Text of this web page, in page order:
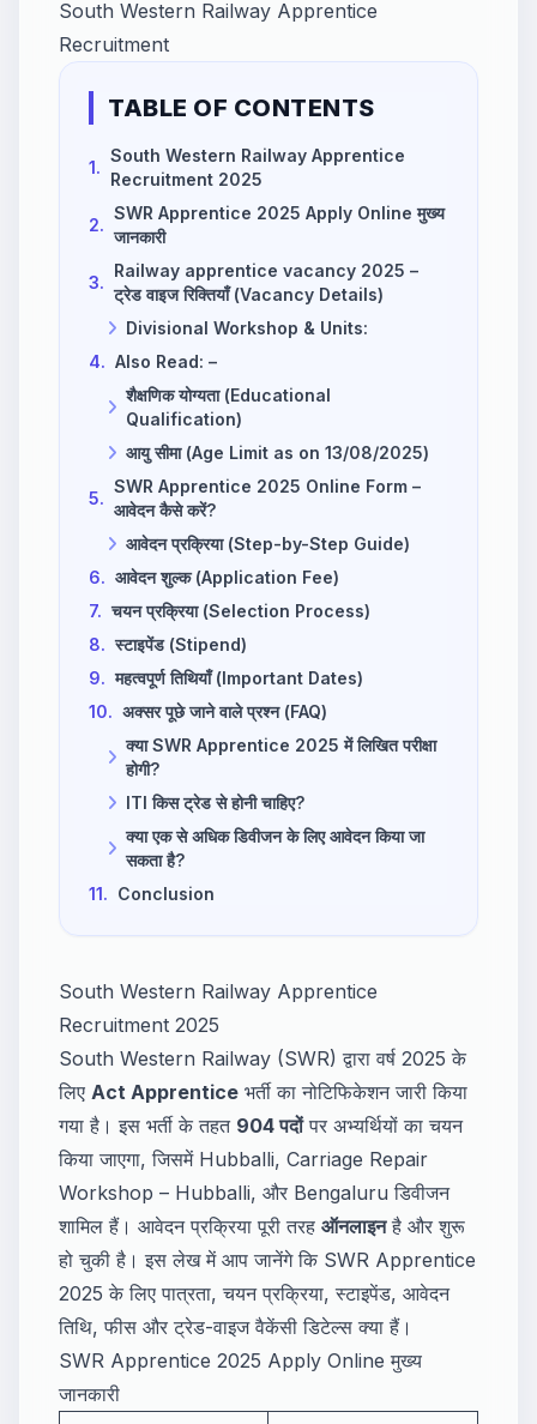
South Western Railway Apprentice
Recruitment
TABLE OF CONTENTS
1.
South Western Railway Apprentice
Recruitment 2025
2.
SWR Apprentice 2025 Apply Online मुख्य
जानकारी
3.
Railway apprentice vacancy 2025 –
ट्रेड वाइज रिक्तियाँ (Vacancy Details)
Divisional Workshop & Units:
4. Also Read: –
शैक्षणिक योग्यता (Educational
Qualification)
आयु सीमा (Age Limit as on 13/08/2025)
5.
SWR Apprentice 2025 Online Form –
आवेदन कैसे करें?
आवेदन प्रक्रिया (Step-by-Step Guide)
6. आवेदन शुल्क (Application Fee)
7. चयन प्रक्रिया (Selection Process)
8. स्टाइपेंड (Stipend)
9. महत्वपूर्ण तिथियाँ (Important Dates)
10. अक्सर पूछे जाने वाले प्रश्न (FAQ)
क्या SWR Apprentice 2025 में लिखित परीक्षा
होगी?
ITI किस ट्रेड से होनी चाहिए?
क्या एक से अधिक डिवीजन के लिए आवेदन किया जा
सकता है?
11. Conclusion
South Western Railway Apprentice
Recruitment 2025
South Western Railway (SWR) द्वारा वर्ष 2025 के
लिए Act Apprentice भर्ती का नोटिफिकेशन जारी किया
गया है। इस भर्ती के तहत 904 पदोंपर अभ्यर्थियों का चयन
किया जाएगा, जिसमें Hubballi, Carriage Repair
Workshop – Hubballi, और Bengaluru डिवीजन
शामिल हैं। आवेदन प्रक्रिया पूरी तरह ऑनलाइनहै और शुरू
हो चुकी है। इस लेख में आप जानेंगे कि SWR Apprentice
2025 के लिए पात्रता, चयन प्रक्रिया, स्टाइपेंड, आवेदन
तिथि, फीस और ट्रेड-वाइज वैकेंसी डिटेल्स क्या हैं।
SWR Apprentice 2025 Apply Online मुख्य
जानकारी